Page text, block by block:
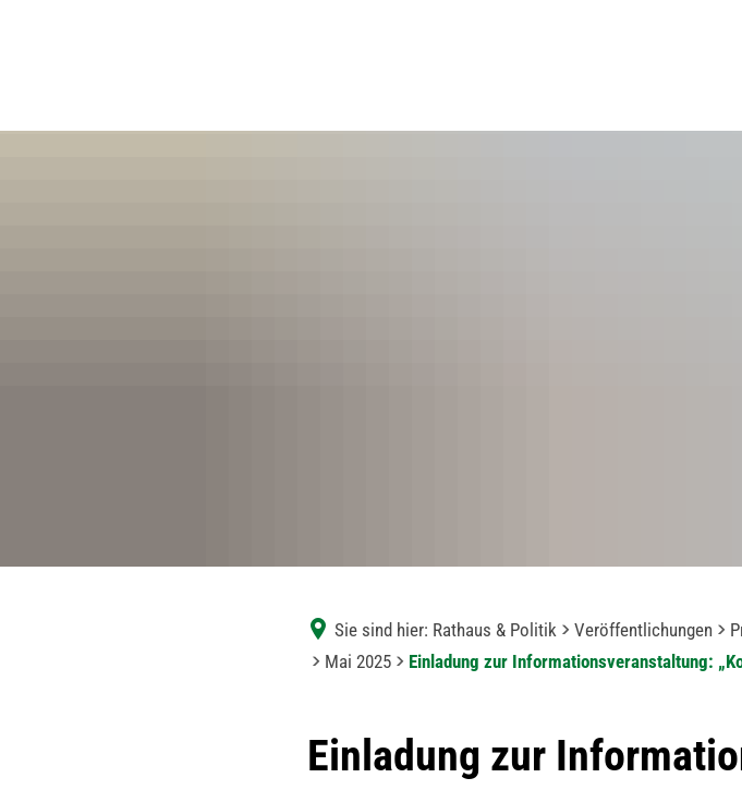
Sie sind hier: Rathaus & Politik Veröffentlichungen
Mai 2025
Einladung zur Informationsveranstaltung:
Einladung zur